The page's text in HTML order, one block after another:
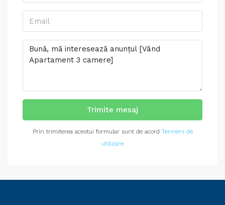
Trimite mesaj
Prin trimiterea acestui formular sunt de acord Termeni de
utilizare